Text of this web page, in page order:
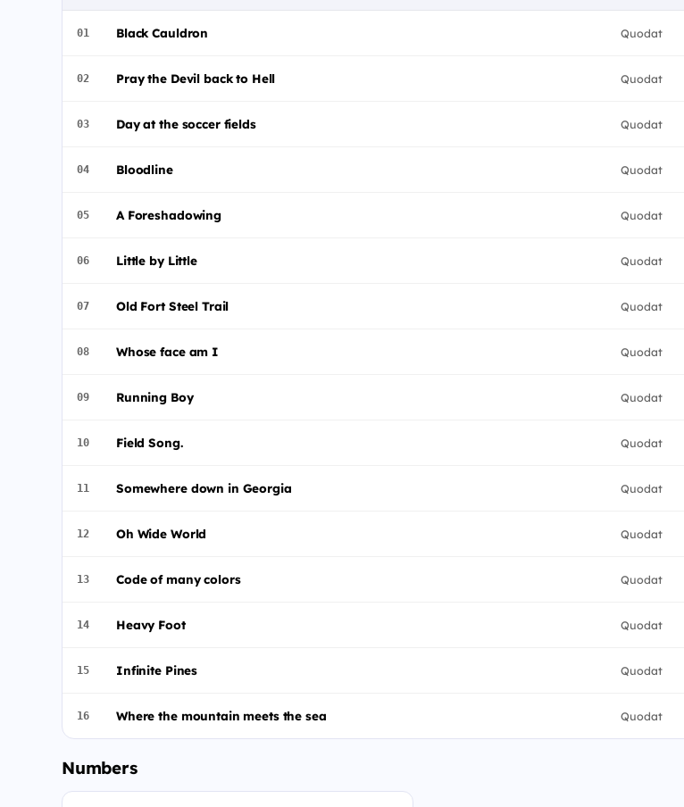
01 Black Cauldron Quodat
02 Pray the Devil back to Hell Quodat
03 Day at the soccer fields Quodat
04 Bloodline Quodat
05 A Foreshadowing Quodat
06 Little by Little Quodat
07 Old Fort Steel Trail Quodat
08 Whose face am I Quodat
09 Running Boy Quodat
10 Field Song. Quodat
11 Somewhere down in Georgia Quodat
12 Oh Wide World Quodat
13 Code of many colors Quodat
14 Heavy Foot Quodat
15 Infinite Pines Quodat
16 Where the mountain meets the sea Quodat
Numbers